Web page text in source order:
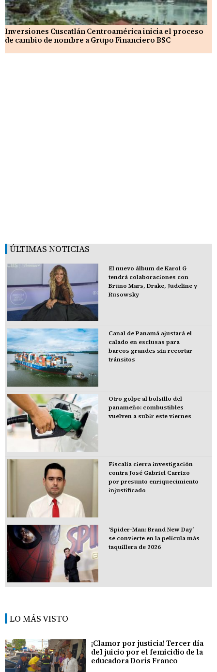
Inversiones Cuscatlán Centroamérica inicia el proceso
de cambio de nombre a Grupo Financiero BSC
ÚLTIMAS NOTICIAS
El nuevo álbum de Karol G
tendrá colaboraciones con
Bruno Mars, Drake, Judeline y
Rusowsky
Canal de Panamá ajustará el
calado en esclusas para
barcos grandes sin recortar
tránsitos
Otro golpe al bolsillo del
panameño: combustibles
vuelven a subir este viernes
Fiscalía cierra investigación
contra José Gabriel Carrizo
por presunto enriquecimiento
injustificado
‘Spider-Man: Brand New Day’
se convierte en la película más
taquillera de 2026
LO MÁS VISTO
¡Clamor por justicia! Tercer día
del juicio por el femicidio de la
educadora Doris Franco